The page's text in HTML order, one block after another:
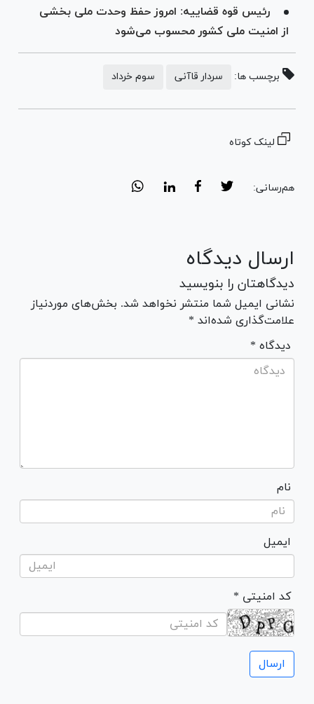
رئیس قوه قضاییه: امروز حفظ وحدت ملی بخشی
از امنیت ملی کشور محسوب می‌شود
برچسب ها: سردار قاآنی سوم خرداد
لینک کوتاه
هم‌رسانی:
ارسال دیدگاه
دیدگاهتان را بنویسید
نشانی ایمیل شما منتشر نخواهد شد. بخش‌های موردنیاز
علامت‌گذاری شده‌اند *
* دیدگاه
نام
ایمیل
* کد امنیتی